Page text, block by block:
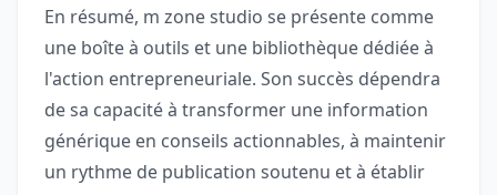
En résumé, m zone studio se présente comme
une boîte à outils et une bibliothèque dédiée à
l'action entrepreneuriale. Son succès dépendra
de sa capacité à transformer une information
générique en conseils actionnables, à maintenir
un rythme de publication soutenu et à établir